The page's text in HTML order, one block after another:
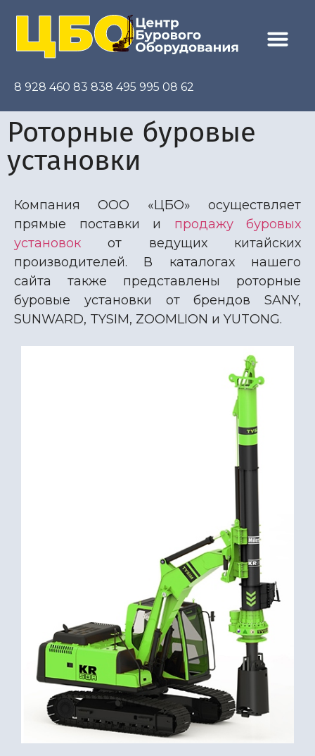
8 928 460 83 838 495 995 08 62
Роторные буровые
установки
Компания ООО «ЦБО» осуществляет
прямые поставки и продажу буровых
установок от ведущих китайских
производителей. В каталогах нашего
сайта также представлены роторные
буровые установки от брендов SANY,
SUNWARD, TYSIM, ZOOMLION и YUTONG.